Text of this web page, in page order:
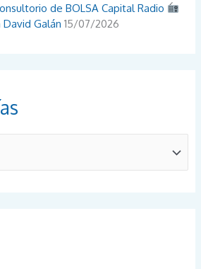
de BOLSA Capital Radio
Galán 15/07/2026